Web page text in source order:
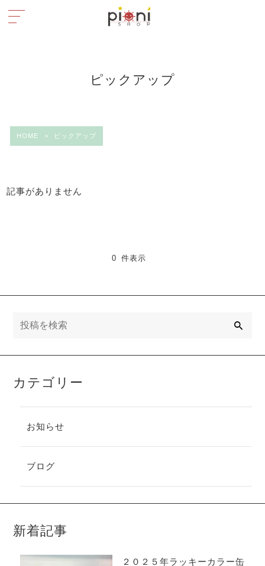
ピックアップ
HOME > ピックアップ
記事がありません
0 件表示
カテゴリー
お知らせ
ブログ
新着記事
２０２５年ラッキーカラー缶